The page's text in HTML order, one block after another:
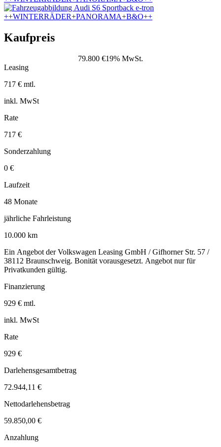
Kaufpreis
79.800 €19% MwSt.
Leasing
717 € mtl.
inkl. MwSt
Rate
717 €
Sonderzahlung
0 €
Laufzeit
48 Monate
jährliche Fahrleistung
10.000 km
Ein Angebot der Volkswagen Leasing GmbH / Gifhorner Str. 57 /
38112 Braunschweig. Bonität vorausgesetzt. Angebot nur für
Privatkunden gültig.
Finanzierung
929 € mtl.
inkl. MwSt
Rate
929 €
Darlehensgesamtbetrag
72.944,11 €
Nettodarlehensbetrag
59.850,00 €
Anzahlung